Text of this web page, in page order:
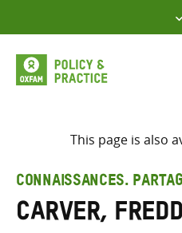
to
content
This page is also
CONNAISSANCES.
Carver,